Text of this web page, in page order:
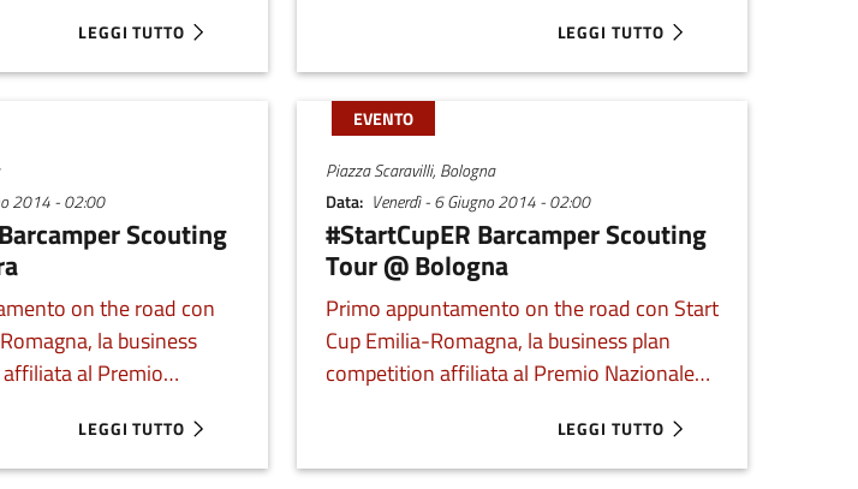
@ PIACENZA
LEGGI TUTTO
ABOUT #STARTCUPER BARCAMPER SCOUTING TOUR @ RAVENNA
appuntamento per presentare la tua idea a
Faenza.
LEGGI TUTTO
ABOUT #STARTCUPER BARCAMPER
@ CESENA
2014 - 02:00
Scouting
on the road con
la business
al Premio
coi Barcamper in piazza
LEGGI TUTTO
ABOUT #STARTCUPER BARCAMPER SCOUTING TOUR @ FERRARA
EVENTO
Piazza Scaravilli, Bologna
Data Venerdì - 6 Giugno 2014 - 02:00
#StartCupER Barcamper Scouting
Tour @ Bologna
Primo appuntamento on the road con Start
Cup Emilia-Romagna, la business plan
competition affiliata al Premio Nazionale
zona universitaria di Bologna, in Piazza
Scaravilli.
LEGGI TUTTO
ABOUT #STARTCUPER BARCAMPER